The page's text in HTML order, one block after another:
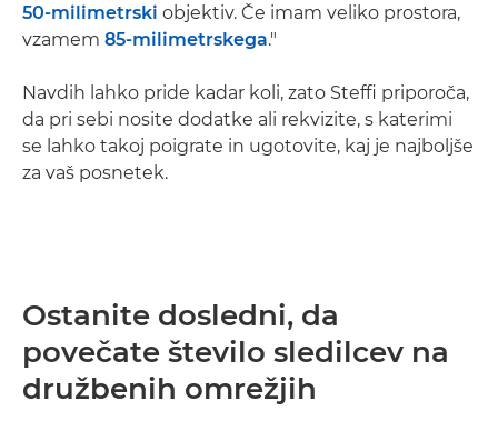
50-milimetrski objektiv. Če imam veliko prostora,
vzamem 85-milimetrskega."
Navdih lahko pride kadar koli, zato Steffi priporoča,
da pri sebi nosite dodatke ali rekvizite, s katerimi
se lahko takoj poigrate in ugotovite, kaj je najboljše
za vaš posnetek.
Ostanite dosledni, da
povečate število sledilcev na
družbenih omrežjih